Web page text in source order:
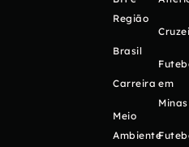
Região
Brasil
Carreira
Meio
Ambiente
em
Minas